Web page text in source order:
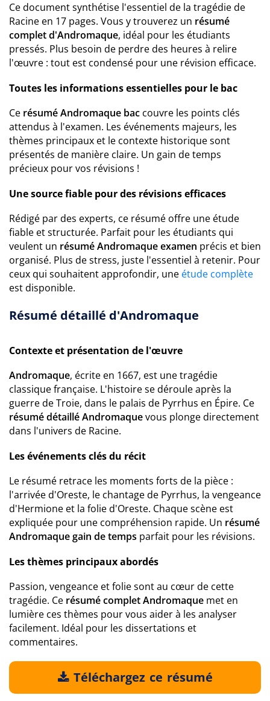
Ce document synthétise l'essentiel de la tragédie de
Racine en 17 pages. Vous y trouverez un résumé
complet d'Andromaque, idéal pour les étudiants
pressés. Plus besoin de perdre des heures à relire
l'œuvre : tout est condensé pour une révision efficace.
Toutes les informations essentielles pour le bac
Ce résumé Andromaque bac couvre les points clés
attendus à l'examen. Les événements majeurs, les
thèmes principaux et le contexte historique sont
présentés de manière claire. Un gain de temps
précieux pour vos révisions !
Une source fiable pour des révisions efficaces
Rédigé par des experts, ce résumé offre une étude
fiable et structurée. Parfait pour les étudiants qui
veulent un résumé Andromaque examen précis et bien
organisé. Plus de stress, juste l'essentiel à retenir. Pour
ceux qui souhaitent approfondir, une étude complète
est disponible.
Résumé détaillé d'Andromaque
Contexte et présentation de l'œuvre
Andromaque, écrite en 1667, est une tragédie
classique française. L'histoire se déroule après la
guerre de Troie, dans le palais de Pyrrhus en Épire. Ce
résumé détaillé Andromaquevous plonge directement
dans l'univers de Racine.
Les événements clés du récit
Le résumé retrace les moments forts de la pièce :
l'arrivée d'Oreste, le chantage de Pyrrhus, la vengeance
d'Hermione et la folie d'Oreste. Chaque scène est
expliquée pour une compréhension rapide. Un résumé
Andromaque gain de temps parfait pour les révisions.
Les thèmes principaux abordés
Passion, vengeance et folie sont au cœur de cette
tragédie. Ce résumé complet Andromaque met en
lumière ces thèmes pour vous aider à les analyser
facilement. Idéal pour les dissertations et
commentaires.
Téléchargez ce résumé